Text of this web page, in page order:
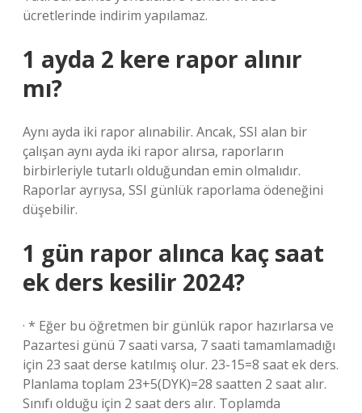
ücretlerinde indirim yapılamaz.
1 ayda 2 kere rapor alınır
mı?
Aynı ayda iki rapor alınabilir. Ancak, SSI alan bir
çalışan aynı ayda iki rapor alırsa, raporların
birbirleriyle tutarlı olduğundan emin olmalıdır.
Raporlar ayrıysa, SSI günlük raporlama ödeneğini
düşebilir.
1 gün rapor alınca kaç saat
ek ders kesilir 2024?
· * Eğer bu öğretmen bir günlük rapor hazırlarsa ve
Pazartesi günü 7 saati varsa, 7 saati tamamlamadığı
için 23 saat derse katılmış olur. 23-15=8 saat ek ders.
Planlama toplam 23+5(DYK)=28 saatten 2 saat alır.
Sınıfı olduğu için 2 saat ders alır. Toplamda